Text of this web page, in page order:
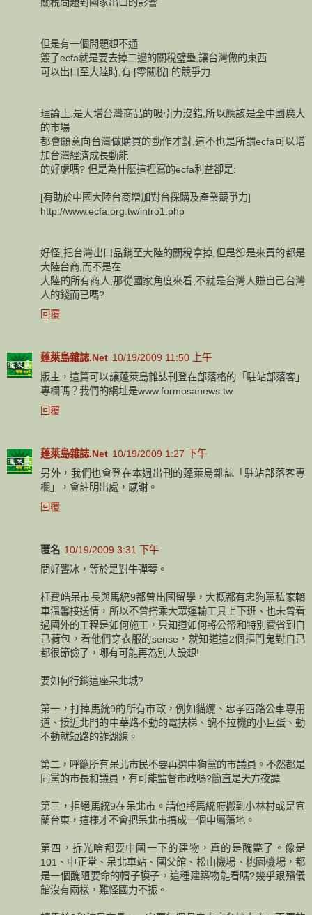
但是有一個問題想不通
簽了ecfa就是要去掉二邊的關稅璧壘,讓台灣做的東西
可以出口至大陸時,有 [零關稅] 的競爭力
理論上,是大增台灣商品的吸引力沒錯,所以應該是全中國廣大
的市場
都會願意向台灣做購買的動作才對,這不也是所謂ecfa可以增
加台灣經濟成長動能
的好處嗎? 但是為什麼這裡寫的ecfa利益卻是:
[有助於中國大陸台商增加對台採購及產業競爭力]
http://www.ecfa.org.tw/intro1.php
好怪,把台灣出口品銷至大陸的關稅拿掉,但是卻是來買的都是
大陸台商,而不是在
大陸的所有商人,那從國家角度來看,不就是台灣人賺自己台灣
人的錢而已嗎?
回覆
蓬萊島雜誌.Net 10/19/2009 11:50 上午
版主，這篇可以讓蓬萊島雜誌刊登在部落格的「駐站部落客」
專欄嗎？我們的網址是www.formosanews.tw
回覆
蓬萊島雜誌.Net 10/19/2009 1:27 下午
另外，我們也會登在本週出刊的蓬萊島雜誌「駐站部落客專
欄」，會註明出處，感謝。
回覆
匿名 10/19/2009 3:31 下午
問好聾冰，等於是對牛彈琴。
枉費皓呆市長與馬統9都曾出國留學，大概都有忠狗黨私家轎
車溫馨接送情，所以不曾搭乘大眾運輸工具上下班、也未曾看
過國外的工程是如何施工，只知道如何將公帑和特別費省到自
己荷包，看他們穿衣服的sense，就知道這2個摳門鬼對自己
都很節儉了，哪有可能再為別人設想!
要如何行銷這座呆北城?
第一，打掉馬統9的所有市政，例如貓纜、忠孝西路公車專用
道、接近北門的中華路不動的電扶梯、醜不拉機的小巨蛋、動
不動就短路的詐湖線。
第二，呼籲所有呆北市民不要再選中狗黨的市議員。不然都是
同黨的市長和議員，有可能監督市政嗎?簡直是天方夜譚
第三，拒絕馬統9在呆北市。請他將馬統府搬到小林村或是宜
蘭台東，這樣才不會把呆北市搞成一個中屬藩地。
第四，拆光啥都要中國一下的建物，真的是醜斃了。像是
101、中正堂、呆北車站、國父館、松山機場、桃園機場，都
是一個醜陋要命的帽子模子，這種建築物能看嗎?幾乎跟殯儀
館沒有兩樣，難怪國力不振。